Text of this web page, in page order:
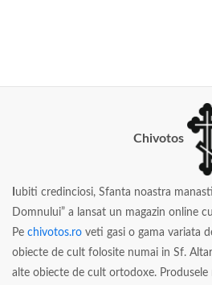
Chivotos
ubiti credinciosi, Sfanta noastra
Domnului” a lansat un magazin online
Pe chivotos.ro veti gasi o gama variata
obiecte de cult folosite numai in Sf.
alte obiecte de cult ortodoxe.